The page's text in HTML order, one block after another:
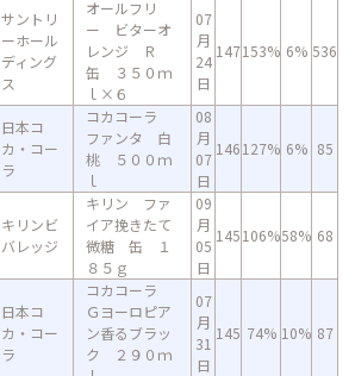
サントリ
ーホール
ディング
ス
オールフリ
ー ビターオ
レンジ Ｒ
缶 ３５０ｍ
ｌ×６
07
月
24
日
147153% 6% 536
日本コ
カ・コー
ラ
コカコーラ
ファンタ 白
桃 ５００ｍ
ｌ
08
月
07
日
146127% 6% 85
キリンビ
バレッジ
キリン ファ
イア挽きたて
微糖 缶 １
８５ｇ
09
月
05
日
145106%58% 68
日本コ
カ・コー
ラ
コカコーラ
Ｇヨーロピア
ン香るブラッ
ク ２９０ｍ
07
月
31
日
145 74% 10% 87